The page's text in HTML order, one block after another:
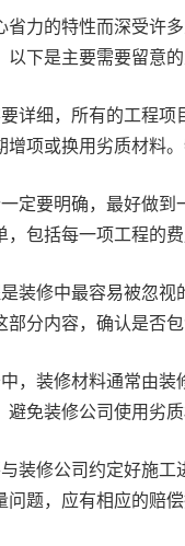
省力的特性而深受许
下是主要需要留意的
详细，所有的工程
项或换用劣质材料
定要明确，最好做
包括每一项工程的费
装修中最容易被忽视
分内容，确认是否包
，装修材料通常由
免装修公司使用劣质
与装修公司约定好施
题，应有相应的赔偿